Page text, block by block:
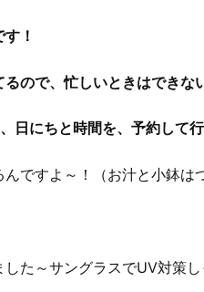
！
ので、忙しいときはできな
日にちと時間を、予約して
ですよ～！（お汁と小鉢は
した～サングラスでUV対策